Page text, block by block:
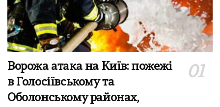
Ворожа атака на Київ: пожежі
в Голосіївському та
Оболонському районах,